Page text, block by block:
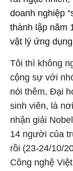
doanh nghiệp
thành lập năm
vật lý ứng
Tôi thì không
cộng sự với
nói thêm, Đại
sinh viên, là
nhận giải
14 người của
rồi (23-24/10/
Công nghệ